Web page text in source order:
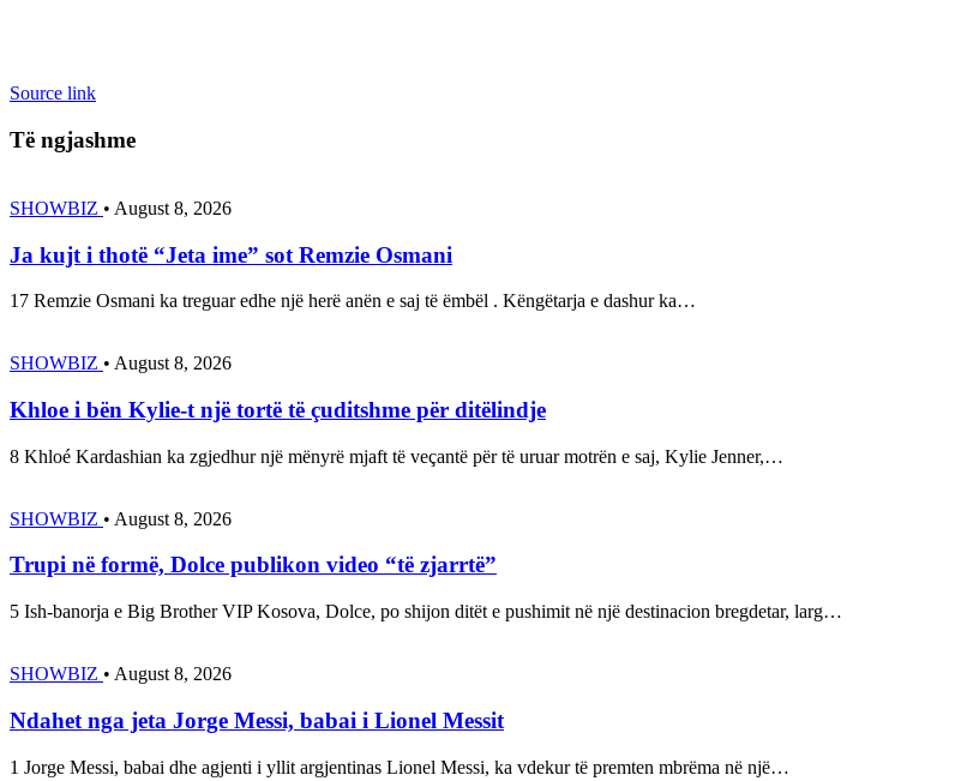
Source link
Të ngjashme
SHOWBIZ • August 8, 2026
Ja kujt i thotë “Jeta ime” sot Remzie Osmani
17 Remzie Osmani ka treguar edhe një herë anën e saj të ëmbël . Këngëtarja e dashur ka…
SHOWBIZ • August 8, 2026
Khloe i bën Kylie-t një tortë të çuditshme për ditëlindje
8 Khloé Kardashian ka zgjedhur një mënyrë mjaft të veçantë për të uruar motrën e saj, Kylie Jenner,…
SHOWBIZ • August 8, 2026
Trupi në formë, Dolce publikon video “të zjarrtë”
5 Ish-banorja e Big Brother VIP Kosova, Dolce, po shijon ditët e pushimit në një destinacion bregdetar, larg…
SHOWBIZ • August 8, 2026
Ndahet nga jeta Jorge Messi, babai i Lionel Messit
1 Jorge Messi, babai dhe agjenti i yllit argjentinas Lionel Messi, ka vdekur të premten mbrëma në një…